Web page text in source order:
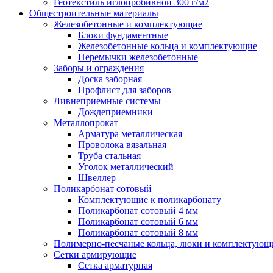
Геотекстиль иглопробивной 300 г/м2
Общестроительные материалы
Железобетонные и комплектующие
Блоки фундаментные
Железобетонные кольца и комплектующие
Перемычки железобетонные
Заборы и ограждения
Доска заборная
Профлист для заборов
Ливнеприемные системы
Дождеприемники
Металлопрокат
Арматура металлическая
Проволока вязальная
Труба стальная
Уголок металлический
Швеллер
Поликарбонат сотовый
Комплектующие к поликарбонату
Поликарбонат сотовый 4 мм
Поликарбонат сотовый 6 мм
Поликарбонат сотовый 8 мм
Полимерно-песчаные кольца, люки и
Сетки армирующие
Сетка арматурная